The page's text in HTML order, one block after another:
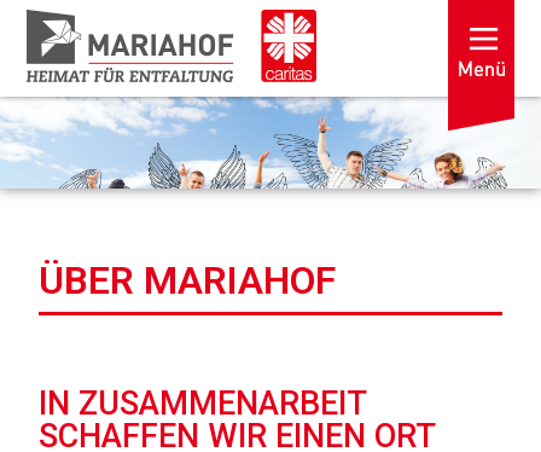
ÜBER MARIAHOF
IN ZUSAMMENARBEIT
SCHAFFEN WIR EINEN ORT